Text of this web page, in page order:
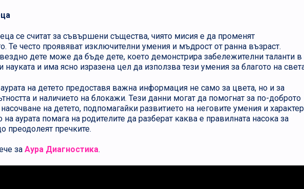
се считат за съвършени същества, чиято мисия е да променят
Те често проявяват изключителни умения и мъдрост от ранна възраст.
дете може да бъде дете, което демонстрира забележителни таланти в
науката и има ясно изразена цел да използва тези умения за благото на
на детето предоставя важна информация не само за цвета, но и за
и наличието на блокажи. Тези данни могат да помогнат за по-доброто
на детето, подпомагайки развитието на неговите умения и
на аурата помага на родителите да разберат каква е правилната насока за
преодолеят пречките.
за Аура Диагностика.